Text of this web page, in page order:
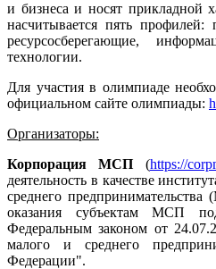
и бизнеса и носят прикладной
насчитывается пять профилей:
ресурсосберегающие,
технологии.
Для участия в олимпиаде
официальном сайте олимпиады:
Организаторы:
Корпорация МСП (https://
деятельность в качестве
среднего
оказания субъектам МСП
Федеральным законом от
малого и среднего
Федерации".